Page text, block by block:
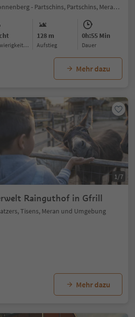
Sonnenberg - Partschins, Partschins, Meran und Umgebung
128 m
Aufstieg
0h:55 Min
Dauer
Mehr dazu
1/7
Rainguthof in Gfrill
Tisens, Meran und Umgebung
Mehr dazu